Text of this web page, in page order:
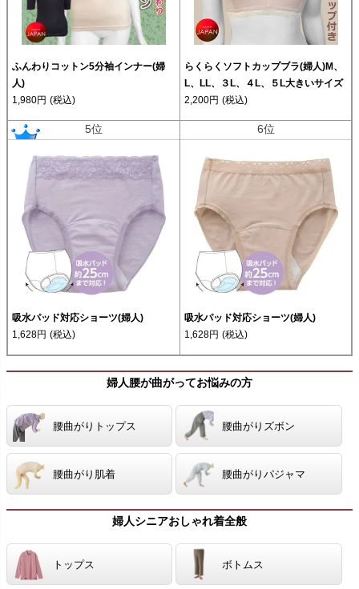
ふんわりコットン5分袖インナー(婦
人)
1,980円 (税込)
らくらくソフトカップブラ(婦人)M、
L、LL、３L、４L、５L大きいサイズ
2,200円 (税込)
5位
吸水パッド対応ショーツ(婦人)
1,628円 (税込)
6位
吸水パッド対応ショーツ(婦人)
1,628円 (税込)
婦人腰が曲がってお悩みの方
腰曲がりトップス 腰曲がりズボン
腰曲がり肌着 腰曲がりパジャマ
婦人シニアおしゃれ着全般
トップス ボトムス